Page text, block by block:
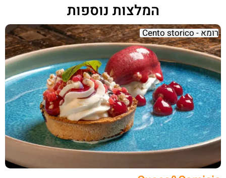
המלצות נוספות
רומא - Cento storico